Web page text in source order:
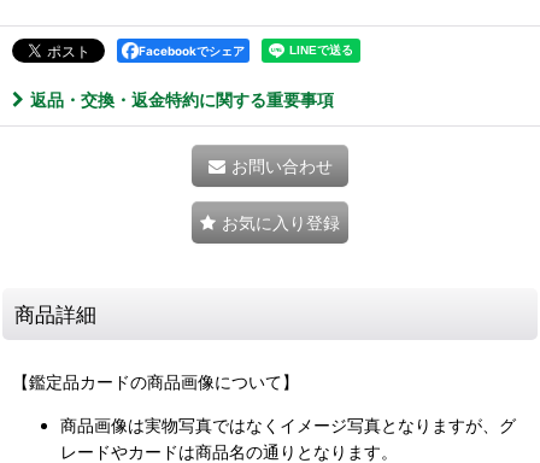
Facebookでシェア
返品・交換・返金特約に関する重要事項
お問い合わせ
お気に入り登録
商品詳細
【鑑定品カードの商品画像について】
商品画像は実物写真ではなくイメージ写真となりますが、グ
レードやカードは商品名の通りとなります。